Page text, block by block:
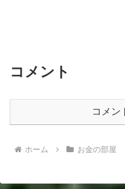
コメント
コメン
ホーム お金の部屋